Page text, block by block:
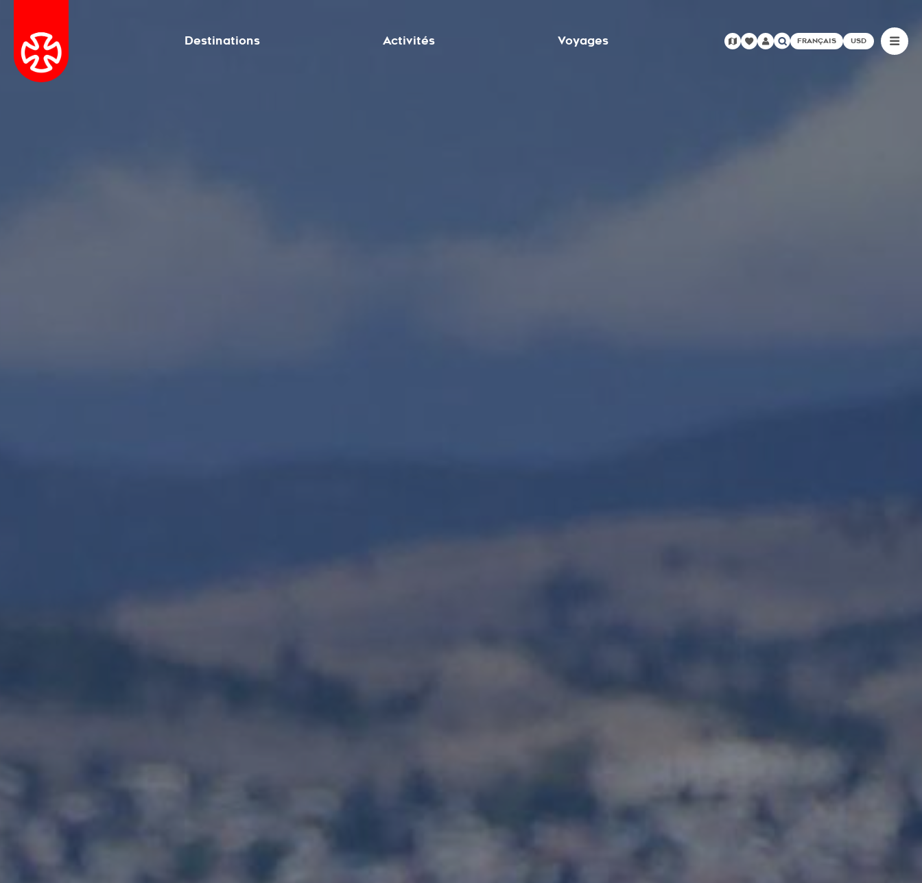
Destinations Activités Voyages FRANÇAIS USD